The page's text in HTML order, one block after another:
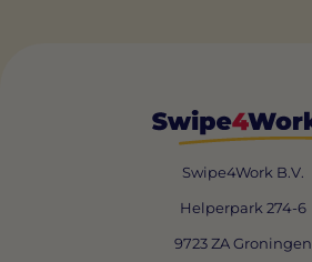
Swipe4Work B.V.
Helperpark 274-6
9723 ZA Groningen